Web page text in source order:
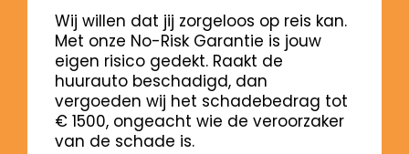
Wij willen dat jij zorgeloos op reis kan.
Met onze No-Risk Garantie is jouw
eigen risico gedekt. Raakt de
huurauto beschadigd, dan
vergoeden wij het schadebedrag tot
€ 1500, ongeacht wie de veroorzaker
van de schade is.